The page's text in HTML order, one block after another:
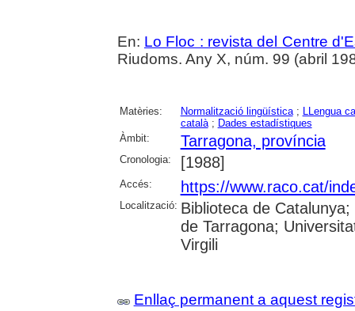
En: Lo Floc : revista del Centre
Riudoms. Any X, núm. 99 (abril
Matèries: Normalització lingüística; LLengua
català; Dades estadístiques
Àmbit:
Tarragona, província
Cronologia: [1988]
Accés: https://www.raco.cat/
Localització: Biblioteca de
de Tarragona;
Virgili
Enllaç permanent a aquest